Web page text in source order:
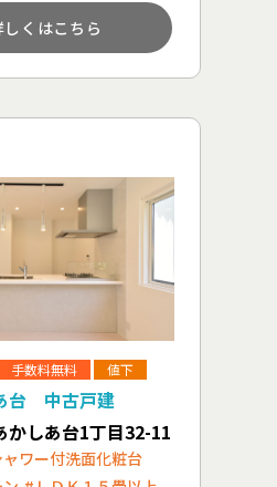
しくはこちら
手数料無料 値下
台 中古戸建
かしあ台1丁目32-11
ワー付洗面化粧台